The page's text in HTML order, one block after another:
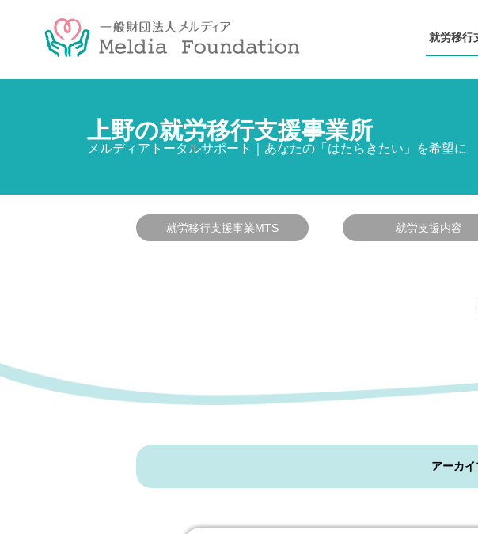
就労移行
上野の就労移行支援事業所
メルディアトータルサポート｜あなたの「はたらきたい」を希望に
就労移行支援事業MTS 就労支援内容
アーカイ